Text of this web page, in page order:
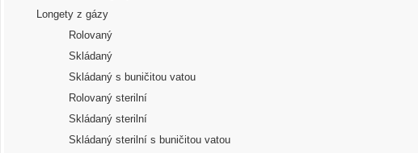
Longety z gázy
Rolovaný
Skládaný
Skládaný s buničitou vatou
Rolovaný sterilní
Skládaný sterilní
Skládaný sterilní s buničitou vatou